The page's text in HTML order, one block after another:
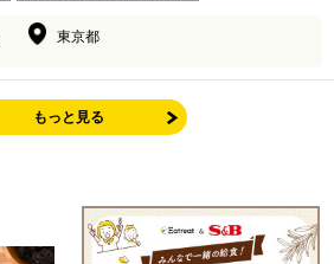
東京都
もっと見る